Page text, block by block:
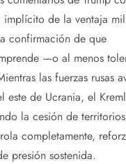
implícito de la ventaja
confirmación de que
—o al menos
las fuerzas rusas
este de Ucrania, el
la cesión de
completamente,
presión sostenida.